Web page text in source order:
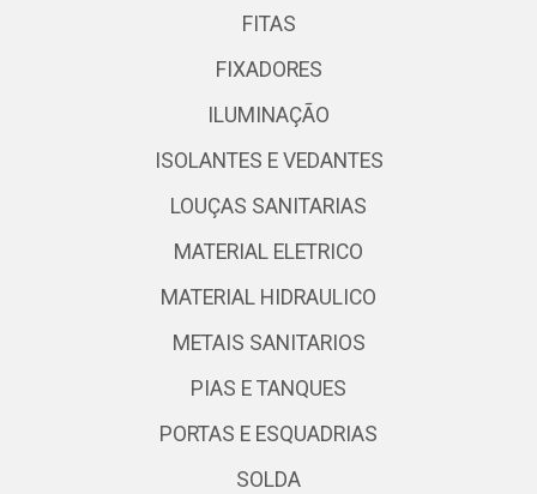
FITAS
FIXADORES
ILUMINAÇÃO
ISOLANTES E VEDANTES
LOUÇAS SANITARIAS
MATERIAL ELETRICO
MATERIAL HIDRAULICO
METAIS SANITARIOS
PIAS E TANQUES
PORTAS E ESQUADRIAS
SOLDA